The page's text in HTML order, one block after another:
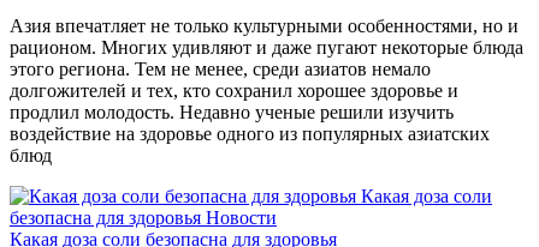
Азия впечатляет не только культурными особенностями, но и
рационом. Многих удивляют и даже пугают некоторые блюда
этого региона. Тем не менее, среди азиатов немало
долгожителей и тех, кто сохранил хорошее здоровье и
продлил молодость. Недавно ученые решили изучить
воздействие на здоровье одного из популярных азиатских
блюд
Какая доза соли
безопасна для здоровья Новости
Какая доза соли безопасна для здоровья